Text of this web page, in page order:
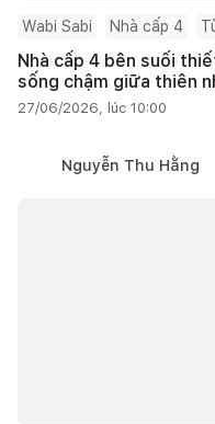
Wabi Sabi Nhà cấp 4
Nhà cấp 4 bên suối
sống chậm giữa thiên
27/06/2026, lúc 10:00
Nguyễn Thu Hằng